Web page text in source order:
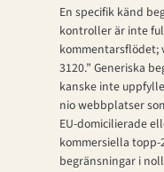
En specifik känd
kontroller är inte
kommentarsflödet;
3120.” Generiska
kanske inte
nio webbplatser
EU-domicilierade
kommersiella
begränsningar i